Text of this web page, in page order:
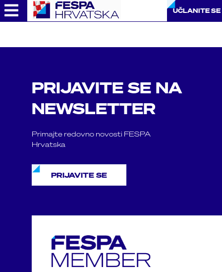
Skip
to
UČLANITE SE
PRIJAVITE SE NA
NEWSLETTER
Primajte redovno novosti FESPA
Hrvatska
PRIJAVITE SE